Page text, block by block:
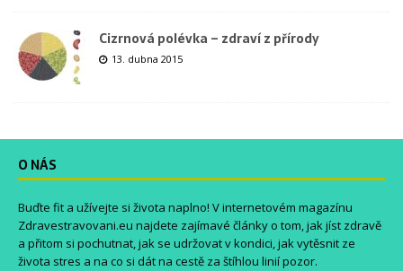
Cizrnová polévka – zdraví z přírody
13. dubna 2015
O NÁS
Buďte fit a užívejte si života naplno! V internetovém magazínu
Zdravestravovani.eu najdete zajímavé články o tom, jak jíst zdravě
a přitom si pochutnat, jak se udržovat v kondici, jak vytěsnit ze
života stres a na co si dát na cestě za štíhlou linií pozor.